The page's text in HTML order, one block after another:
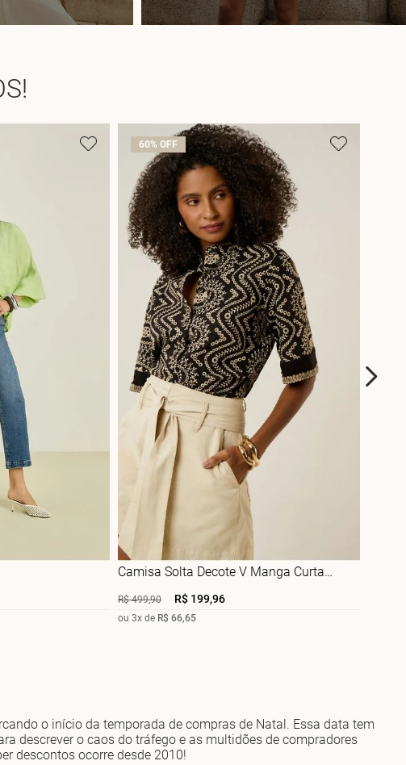
60% OFF
Camisa Solta Decote V Manga Curta
R$ 499,90 R$ 199,96
ou 3x de R$ 66,65
o início da temporada de compras de Natal. Essa data tem
descrever o caos do tráfego e as multidões de compradores
descontos ocorre desde 2010!